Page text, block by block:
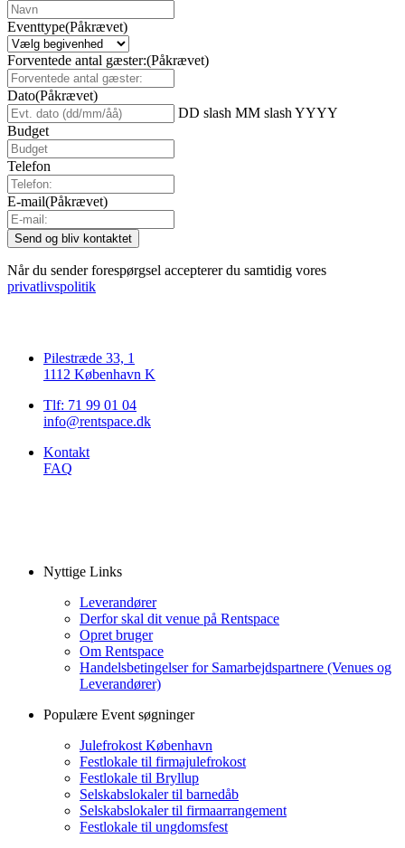
Eventtype(Påkrævet)
Forventede antal gæster:(Påkrævet)
Dato(Påkrævet)
DD slash MM slash YYYY
Budget
Telefon
E-mail(Påkrævet)
Når du sender forespørgsel accepterer du samtidig vores
privatlivspolitik
Pilestræde 33, 1
1112 København K
Tlf: 71 99 01 04
info@rentspace.dk
Kontakt
FAQ
Nyttige Links
Leverandører
Derfor skal dit venue på Rentspace
Opret bruger
Om Rentspace
Handelsbetingelser for Samarbejdspartnere (Venues og
Leverandører)
Populære Event søgninger
Julefrokost København
Festlokale til firmajulefrokost
Festlokale til Bryllup
Selskabslokaler til barnedåb
Selskabslokaler til firmaarrangement
Festlokale til ungdomsfest